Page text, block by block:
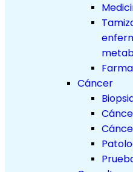
Cáncer